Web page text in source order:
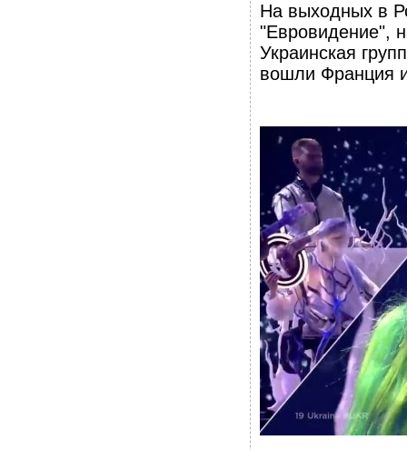
На выходных в
"Евровидение",
Украинская
вошли Франция